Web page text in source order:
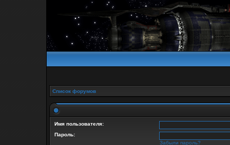
Список форумов
Имя пользователя:
Пароль:
Забыли пароль?